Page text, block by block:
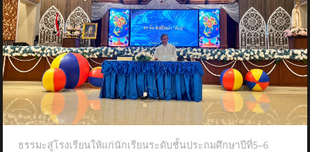
ธรรมะสู่โรงเรียนให้แก่นักเรียนระดับชั้นประถมศึกษาปีที่5–6